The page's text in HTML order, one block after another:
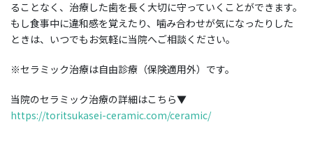
ることなく、治療した歯を長く大切に守っていくことができます。
もし食事中に違和感を覚えたり、噛み合わせが気になったりした
ときは、いつでもお気軽に当院へご相談ください。
※セラミック治療は自由診療（保険適用外）です。
当院のセラミック治療の詳細はこちら▼
https://toritsukasei-ceramic.com/ceramic/